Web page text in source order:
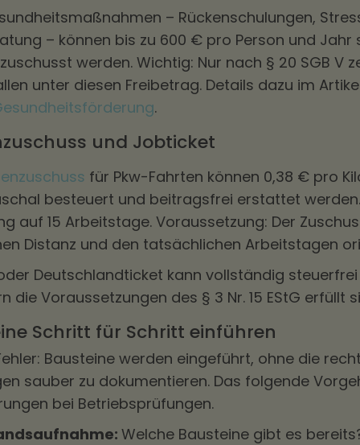
– Rückenschulungen,
– können bis zu 600 € pro Person und
werden. Wichtig: Nur nach § 20 SGB V
unter diesen Freibetrag. Details dazu im
.
und Jobticket
für Pkw-Fahrten können 0,38 € pro
besteuert und beitragsfrei erstattet
auf 15 Arbeitstage. Voraussetzung: Der
Distanz und den tatsächlichen Arbeitstagen
Deutschlandticket kann vollständig
die Voraussetzungen des § 3 Nr. 15 EStG erfüllt
Schritt für Schritt einführen
Bausteine werden eingeführt, ohne die
sauber zu dokumentieren. Das folgende
bei Betriebsprüfungen.
Welche Bausteine gibt es